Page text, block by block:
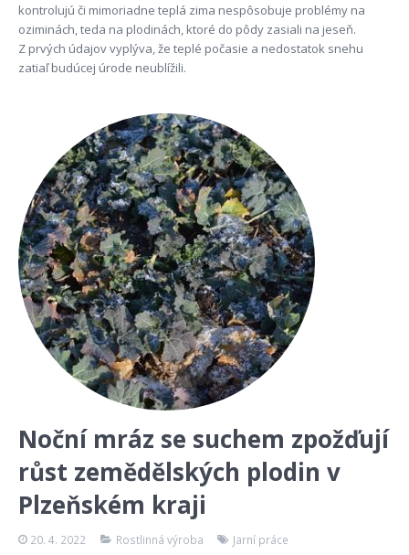
kontrolujú či mimoriadne teplá zima nespôsobuje problémy na
oziminách, teda na plodinách, ktoré do pôdy zasiali na jeseň.
Z prvých údajov vyplýva, že teplé počasie a nedostatok snehu
zatiaľ budúcej úrode neublížili.
Noční mráz se suchem zpožďují
růst zemědělských plodin v
Plzeňském kraji
20. 4. 2022 Rostlinná výroba Jarní práce